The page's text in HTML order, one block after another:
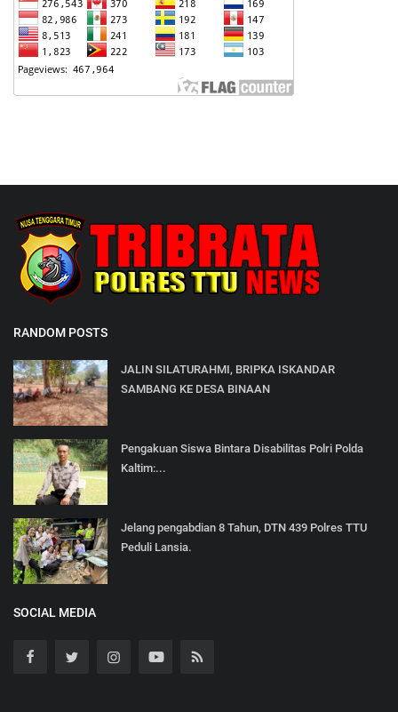
RANDOM POSTS
JALIN SILATURAHMI, BRIPKA ISKANDAR
SAMBANG KE DESA BINAAN
Pengakuan Siswa Bintara Disabilitas Polri Polda
Kaltim:...
Jelang pengabdian 8 Tahun, DTN 439 Polres TTU
Peduli Lansia.
SOCIAL MEDIA